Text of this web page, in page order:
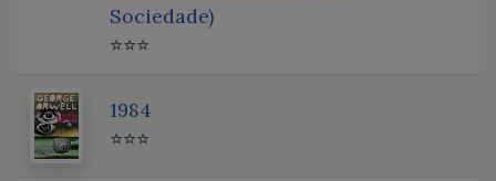
Sociedade)
⭐⭐⭐
1984
⭐⭐⭐